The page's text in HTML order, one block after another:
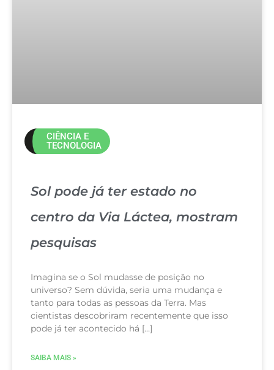
CIÊNCIA E
TECNOLOGIA
Sol pode já ter estado no
centro da Via Láctea, mostram
pesquisas
Imagina se o Sol mudasse de posição no
universo? Sem dúvida, seria uma mudança e
tanto para todas as pessoas da Terra. Mas
cientistas descobriram recentemente que isso
pode já ter acontecido há […]
SAIBA MAIS »